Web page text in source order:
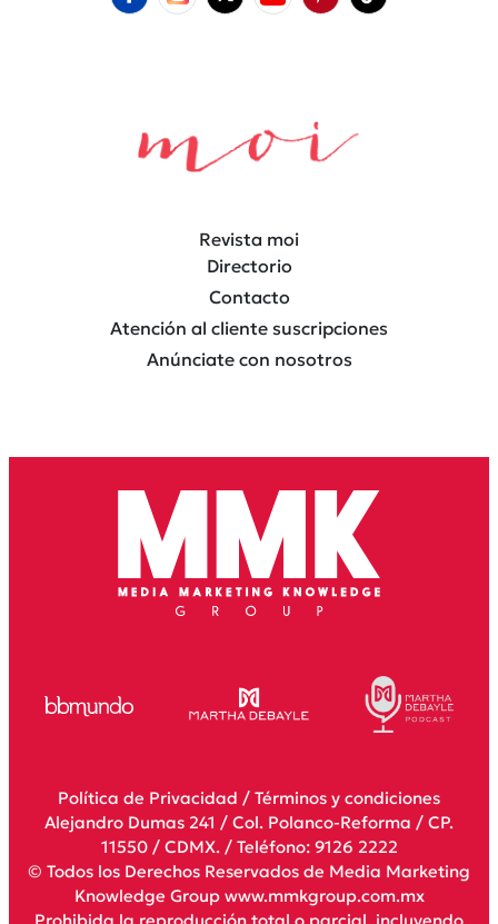
Revista moi
Directorio
Contacto
Atención al cliente suscripciones
Anúnciate con nosotros
Política de Privacidad / Términos y condiciones
Alejandro Dumas 241 / Col. Polanco-Reforma / CP.
11550 / CDMX. / Teléfono: 9126 2222
© Todos los Derechos Reservados de Media Marketing
Knowledge Group www.mmkgroup.com.mx
Prohibida la reproducción total o parcial, incluyendo